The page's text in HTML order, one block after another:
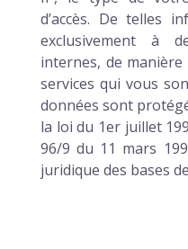
d’accès. De telles
exclusivement à
internes, de
services qui vous
données sont
la loi du 1er juillet
96/9 du 11 mars
juridique des bases